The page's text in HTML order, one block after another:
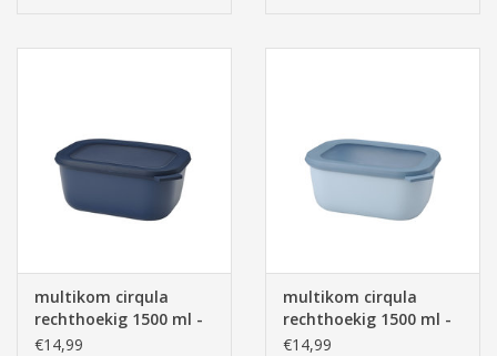
multikom cirqula
rechthoekig 1500 ml -
nordic denim
€14,99
multikom cirqula
rechthoekig 1500 ml -
nordic blue
€14,99